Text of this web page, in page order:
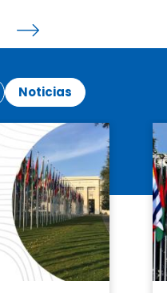
Noticias